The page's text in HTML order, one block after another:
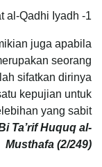
1- Pendapat al-Qadhi Iyadh:
juga apabila
seorang
sifatkan dirinya
kepujian untuk
yang sabit
Ta’rif Huquq al-
Musthafa (2/249)